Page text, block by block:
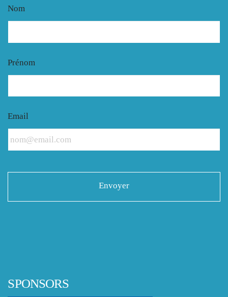
Nom
Prénom
Email
SPONSORS